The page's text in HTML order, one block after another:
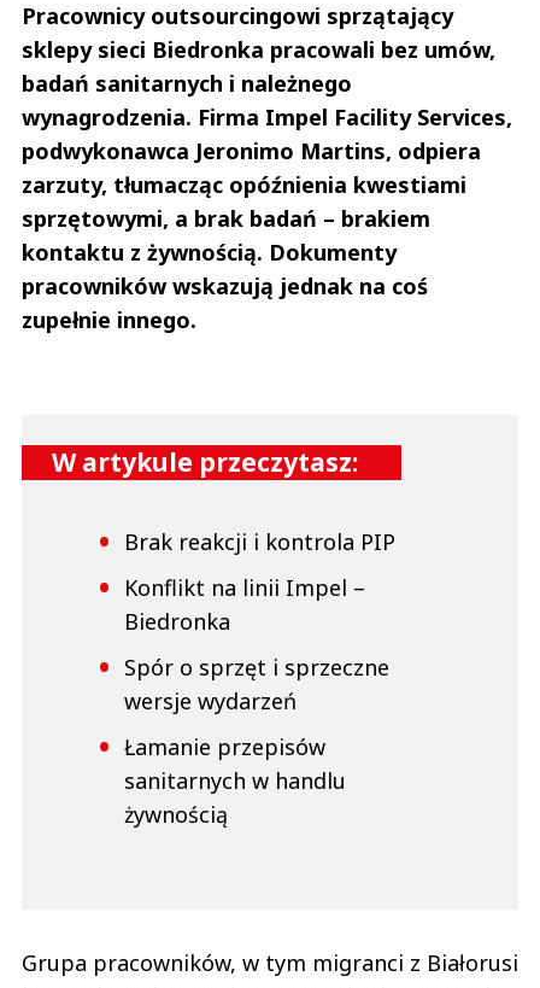
Pracownicy outsourcingowi sprzątający
sklepy sieci Biedronka pracowali bez umów,
badań sanitarnych i należnego
wynagrodzenia. Firma Impel Facility Services,
podwykonawca Jeronimo Martins, odpiera
zarzuty, tłumacząc opóźnienia kwestiami
sprzętowymi, a brak badań – brakiem
kontaktu z żywnością. Dokumenty
pracowników wskazują jednak na coś
zupełnie innego.
W artykule przeczytasz:
Brak reakcji i kontrola PIP
Konflikt na linii Impel –
Biedronka
Spór o sprzęt i sprzeczne
wersje wydarzeń
Łamanie przepisów
sanitarnych w handlu
żywnością
Grupa pracowników, w tym migranci z Białorusi